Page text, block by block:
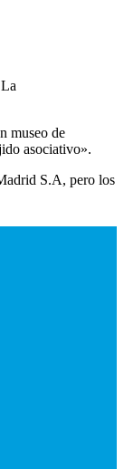
museo de
asociativo».
S.A, pero los